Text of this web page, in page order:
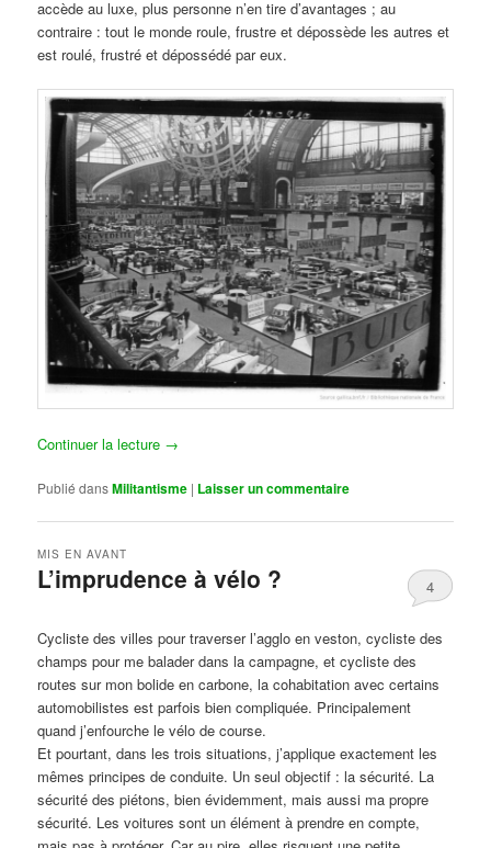
accède au luxe, plus personne n’en tire d’avantages ; au
contraire : tout le monde roule, frustre et dépossède les autres et
est roulé, frustré et dépossédé par eux.
Continuer la lecture →
Publié dansMilitantisme | Laisser un commentaire
L’imprudence à vélo ?
MIS EN AVANT
4
Cycliste des villes pour traverser l’agglo en veston, cycliste des
champs pour me balader dans la campagne, et cycliste des
routes sur mon bolide en carbone, la cohabitation avec certains
automobilistes est parfois bien compliquée. Principalement
quand j’enfourche le vélo de course.
Et pourtant, dans les trois situations, j’applique exactement les
mêmes principes de conduite. Un seul objectif : la sécurité. La
sécurité des piétons, bien évidemment, mais aussi ma propre
sécurité. Les voitures sont un élément à prendre en compte,